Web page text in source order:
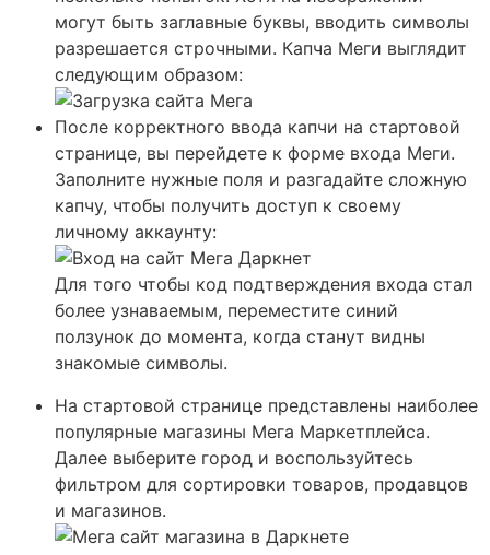
могут быть заглавные буквы, вводить символы
разрешается строчными. Капча Меги выглядит
следующим образом:
После корректного ввода капчи на стартовой
странице, вы перейдете к форме входа Меги.
Заполните нужные поля и разгадайте сложную
капчу, чтобы получить доступ к своему
личному аккаунту:
Для того чтобы код подтверждения входа стал
более узнаваемым, переместите синий
ползунок до момента, когда станут видны
знакомые символы.
На стартовой странице представлены наиболее
популярные магазины Мега Маркетплейса.
Далее выберите город и воспользуйтесь
фильтром для сортировки товаров, продавцов
и магазинов.